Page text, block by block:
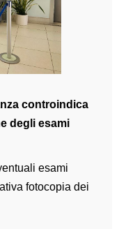
controindica
degli esami
esami
fotocopia dei